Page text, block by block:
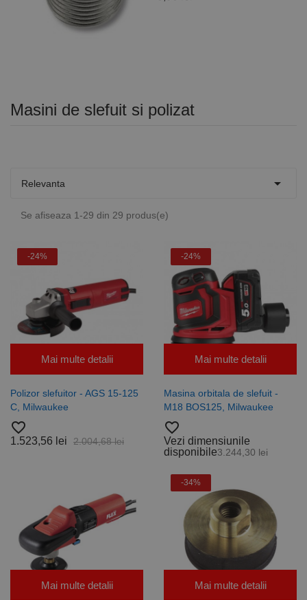
Masini de slefuit si polizat
Relevanta 
Se afiseaza 1-29 din 29 produs(e)
-24%
Mai multe detalii
Polizor slefuitor - AGS 15-125
C, Milwaukee
favorite_border
1.523,56 lei 2.004,68 lei
-24%
Mai multe detalii
Masina orbitala de slefuit -
M18 BOS125, Milwaukee
favorite_border
Vezi dimensiunile
disponibile3.244,30 lei
Mai multe detalii
-34%
Mai multe detalii